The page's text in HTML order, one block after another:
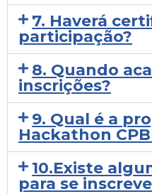
7. Haverá
participação?
8. Quando
inscrições?
9. Qual é a
Hackathon
10.Existe
para se